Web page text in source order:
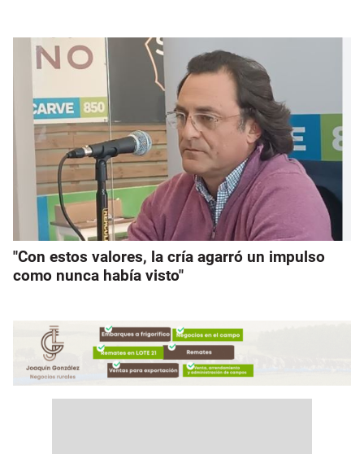
"Con estos valores, la cría agarró un impulso
como nunca había visto"